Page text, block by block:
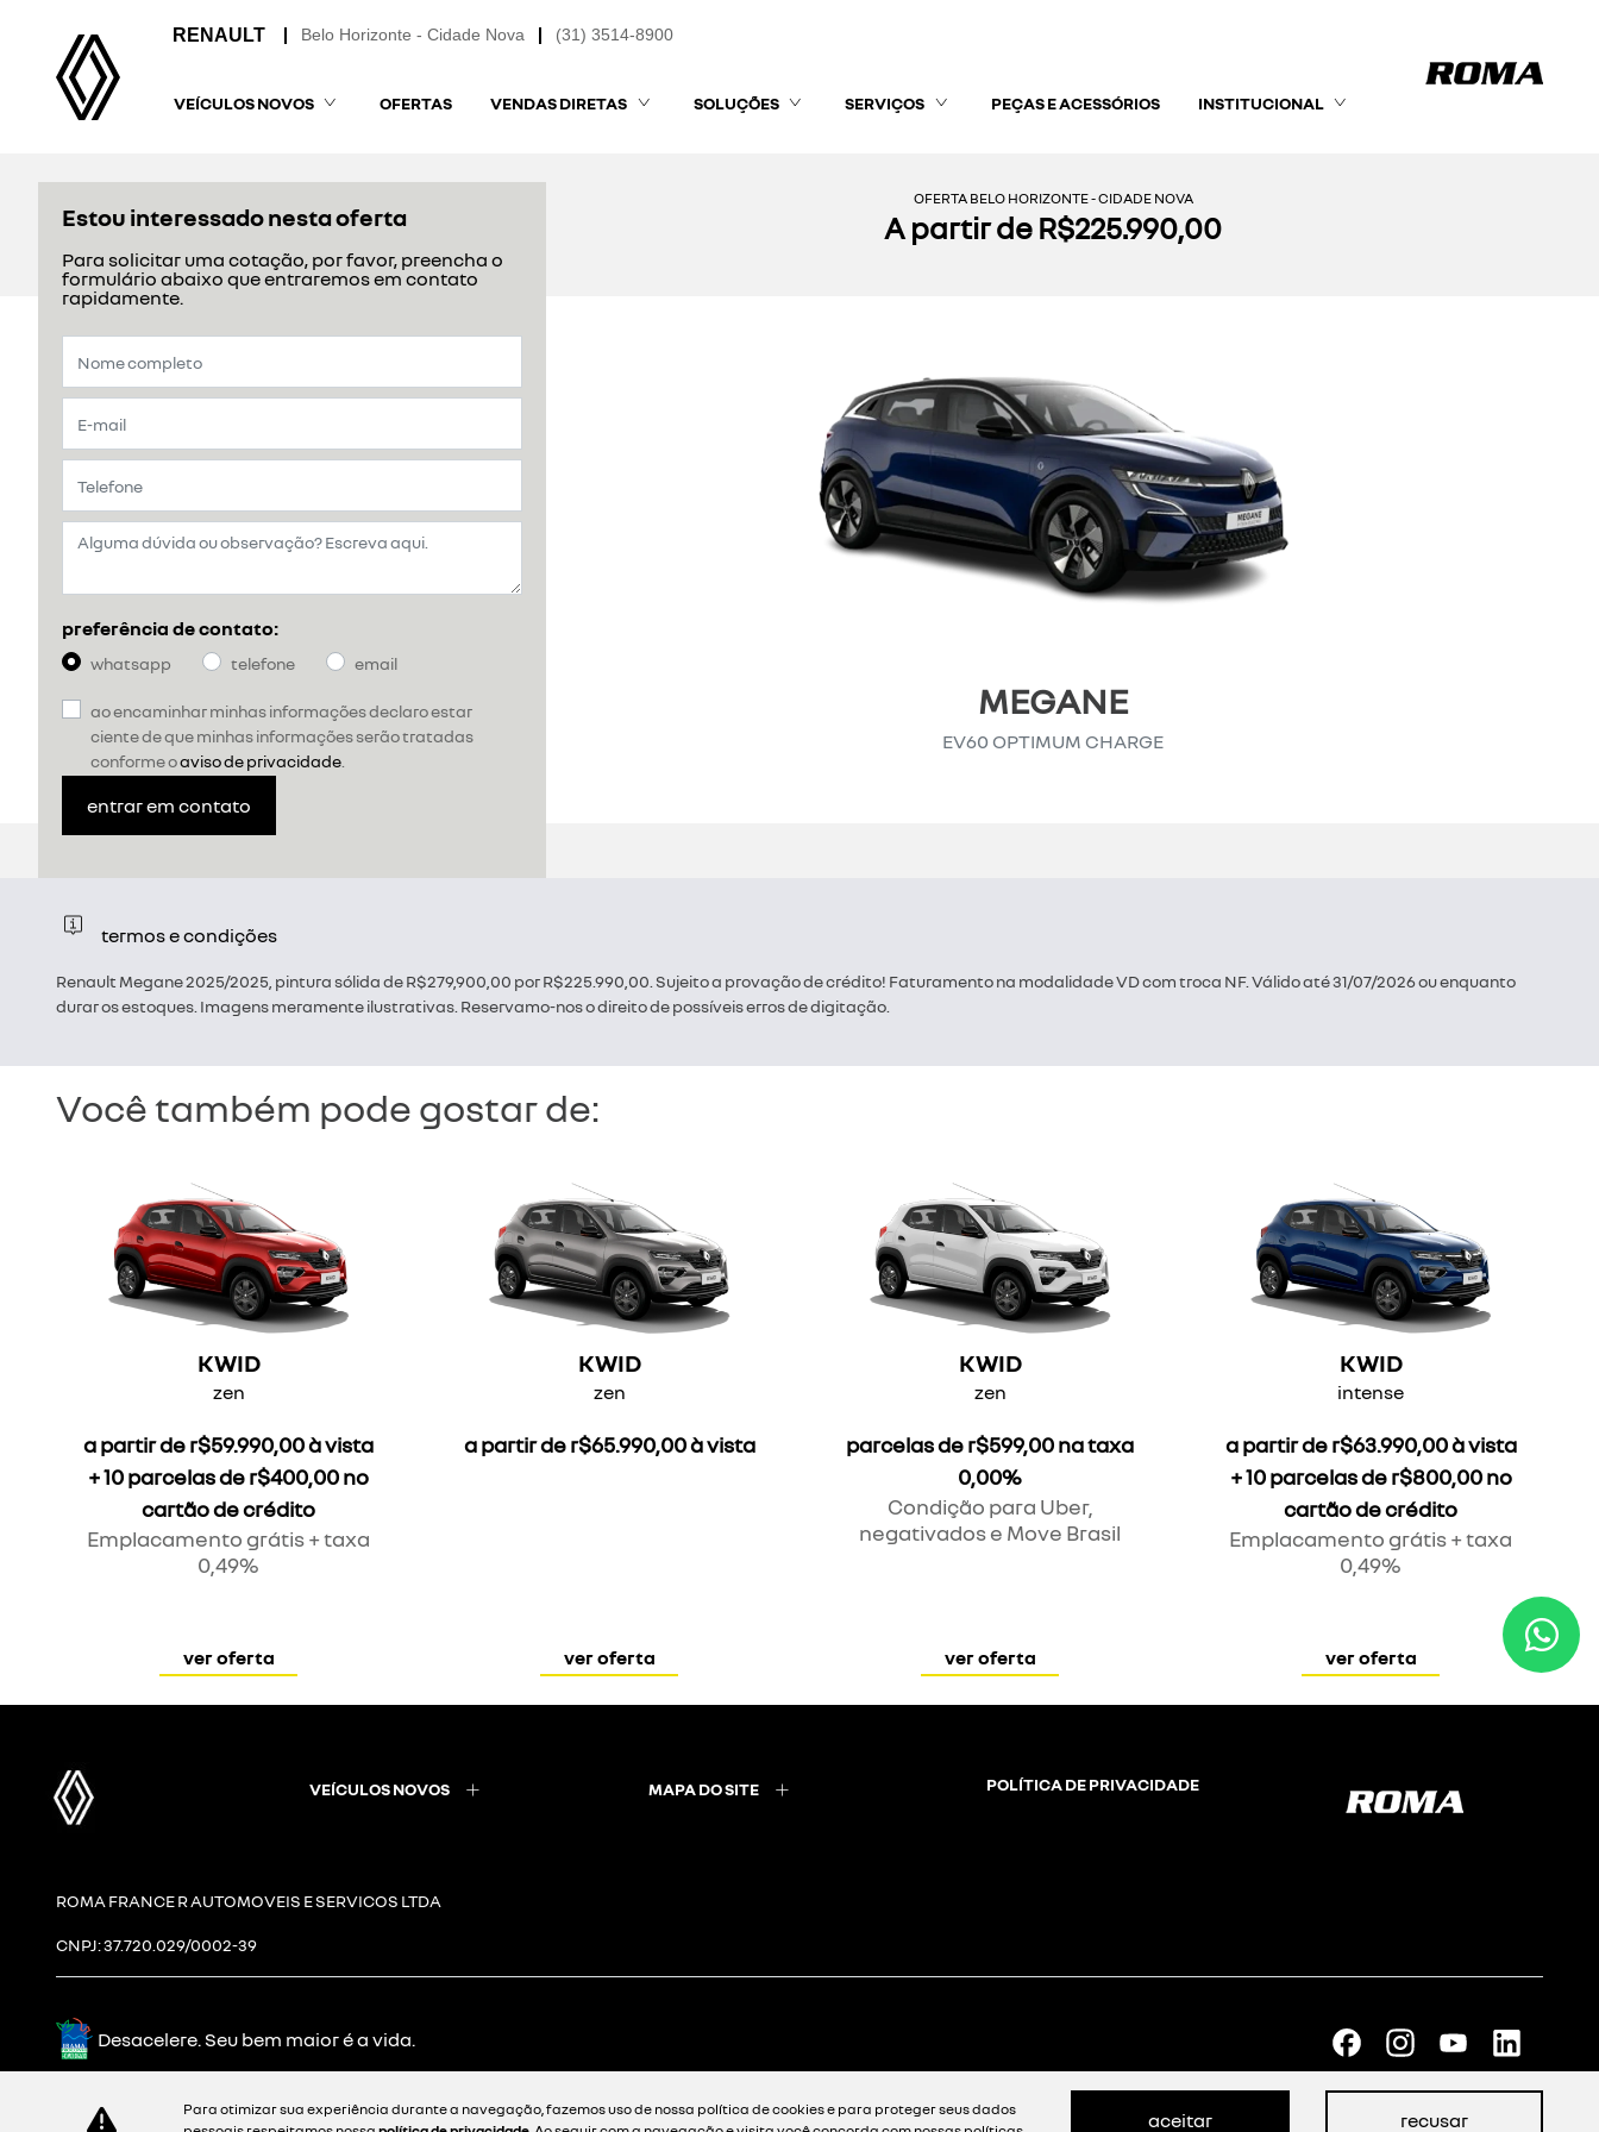
(31) 3514-8900
Belo Horizonte - Cidade Nova
VEÍCULOS NOVOS OFERTAS VENDAS DIRETAS SOLUÇÕES SERVIÇOS PEÇAS E ACESSÓRIOS INSTITUCIONAL
OFERTA BELO HORIZONTE - CIDADE NOVA
A partir de R$225.990,00
MEGANE
EV60 OPTIMUM CHARGE
Estou interessado nesta oferta
Para solicitar uma cotação, por favor, preencha o
formulário abaixo que entraremos em contato
rapidamente.
preferência de contato:
whatsapp telefone email
ao encaminhar minhas informações declaro estar
ciente de que minhas informações serão tratadas
conforme oaviso de privacidade
entrar em contato
termos e condições
Renault Megane 2025/2025, pintura sólida de R$279,900,00 por R$225.990,00. Sujeito a provação de crédito! Faturamento na modalidade VD com troca NF. Válido até 31/07/2026 ou enquanto
durar os estoques. Imagens meramente ilustrativas. Reservamo-nos o direito de possíveis erros de digitação.
Você também pode gostar de:
KWID
zen
a partir de r$59.990,00 à vista
+ 10 parcelas de r$400,00 no
cartão de crédito
Emplacamento grátis + taxa
0,49%
ver oferta
KWID
zen
a partir de r$65.990,00 à vista
ver oferta
KWID
zen
parcelas de r$599,00 na taxa
0,00%
Condição para Uber,
negativados e Move Brasil
ver oferta
KWID
intense
a partir de r$63.990,00 à vista
+ 10 parcelas de r$800,00 no
cartão de crédito
Emplacamento grátis + taxa
0,49%
ver oferta
VEÍCULOS NOVOS MAPA DO SITE POLÍTICA DE PRIVACIDADE
ROMA FRANCE R AUTOMOVEIS E SERVICOS LTDA
CNPJ: 37.720.029/0002-39
Desacelere. Seu bem maior é a vida.
Para otimizar sua experiência durante a navegação, fazemos uso de nossa política de cookies e para proteger seus dados
aceitar recusar